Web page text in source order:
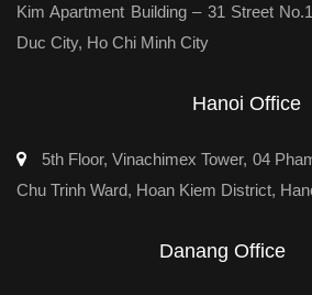
Kim Apartment Building – 31 Street
Duc City, Ho Chi Minh City
Hanoi Office
5th Floor, Vinachimex Tower, 04
Chu Trinh Ward, Hoan Kiem District,
Danang Office